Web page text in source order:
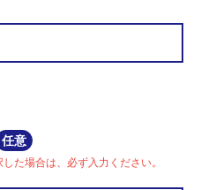
任意
た場合は、必ず入力ください。